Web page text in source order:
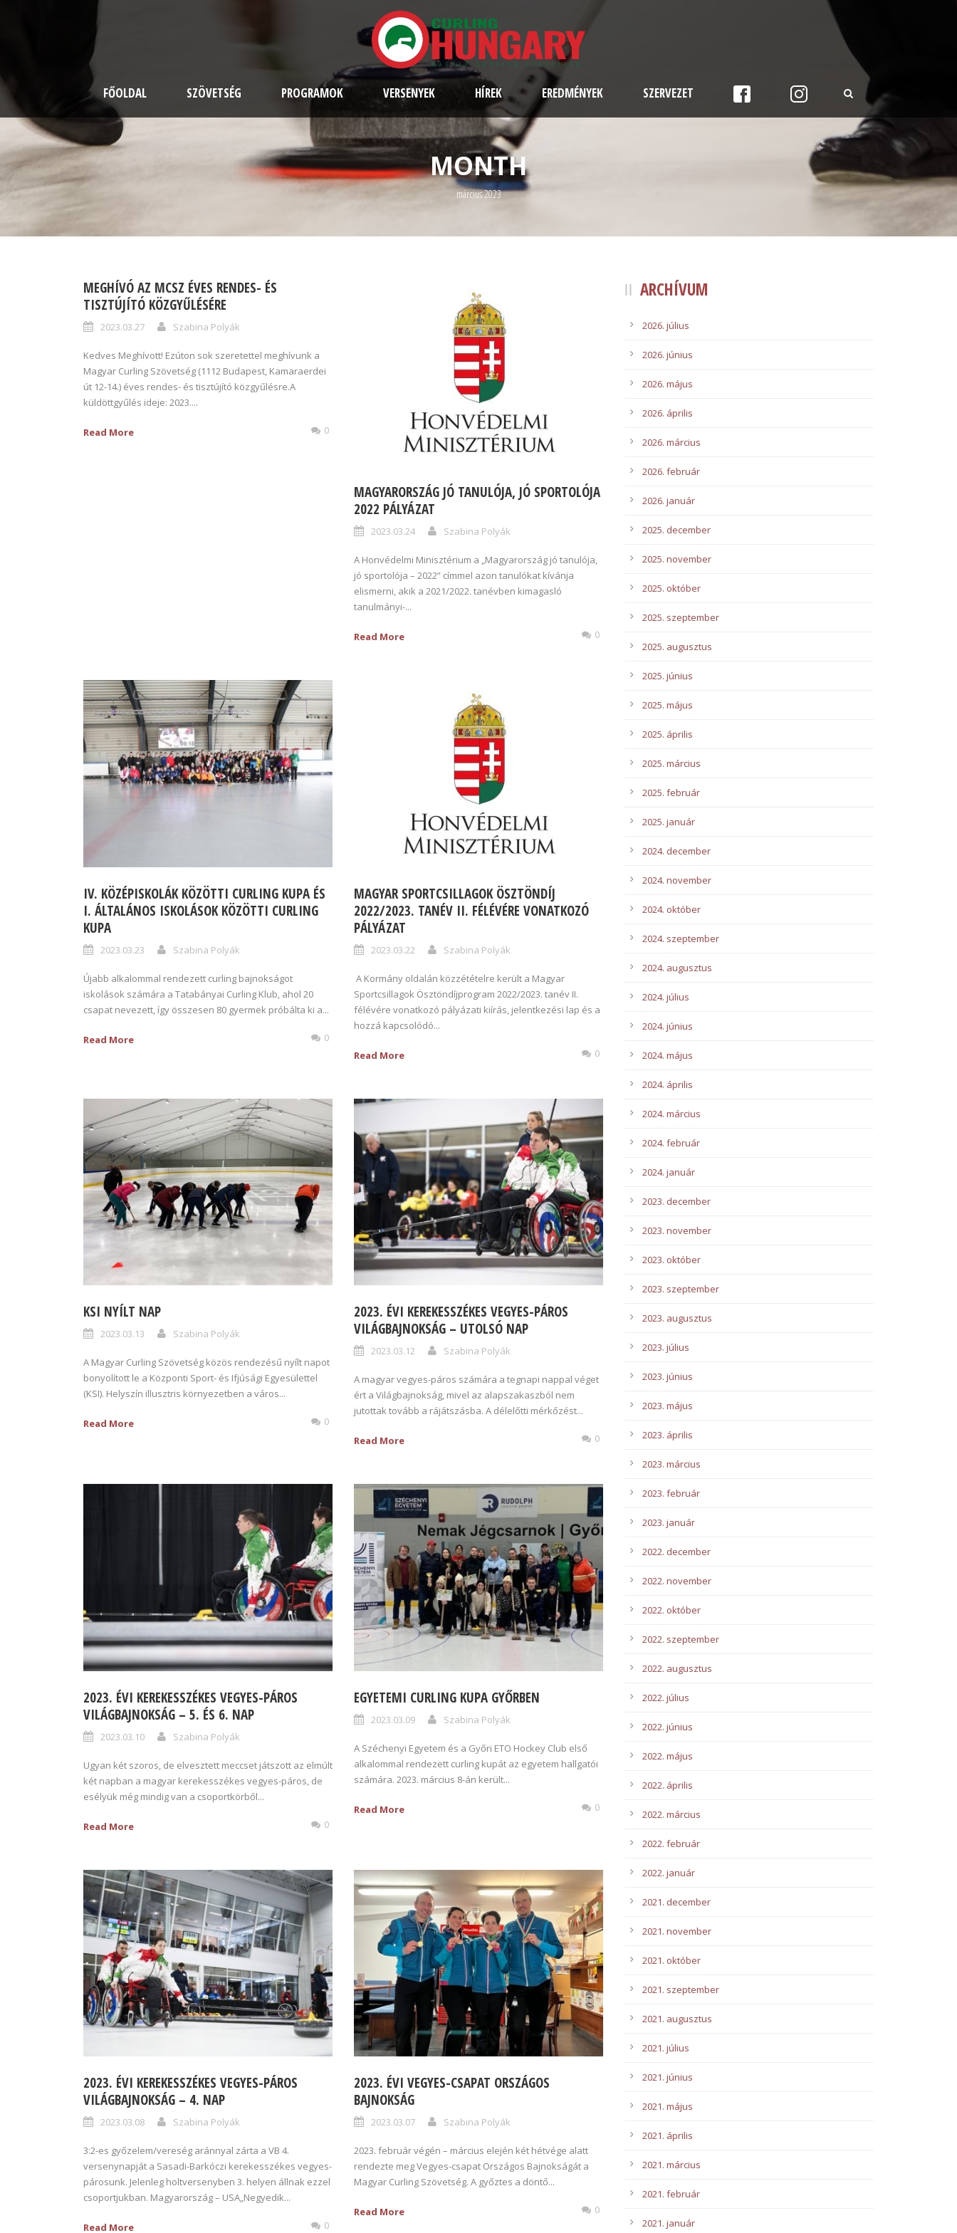
FŐOLDAL SZÖVETSÉG PROGRAMOK VERSENYEK HÍREK EREDMÉNYEK SZERVEZET
MONTH
március 2023
MEGHÍVÓ AZ MCSZ ÉVES RENDES- ÉS
TISZTÚJÍTÓ KÖZGYŰLÉSÉRE
2023.03.27 Szabina Polyák
Kedves Meghívott! Ezúton sok szeretettel meghívunk a
Magyar Curling Szövetség (1112 Budapest, Kamaraerdei
út 12-14.) éves rendes- és tisztújító közgyűlésre.A
küldöttgyűlés ideje: 2023....
Read More 0
MAGYARORSZÁG JÓ TANULÓJA, JÓ SPORTOLÓJA
2022 PÁLYÁZAT
2023.03.24 Szabina Polyák
A Honvédelmi Minisztérium a „Magyarország jó tanulója,
jó sportolója – 2022” címmel azon tanulókat kívánja
elismerni, akik a 2021/2022. tanévben kimagasló
tanulmányi-...
Read More 0
IV. KÖZÉPISKOLÁK KÖZÖTTI CURLING KUPA ÉS
I. ÁLTALÁNOS ISKOLÁSOK KÖZÖTTI CURLING
KUPA
2023.03.23 Szabina Polyák
Újabb alkalommal rendezett curling bajnokságot
iskolások számára a Tatabányai Curling Klub, ahol 20
csapat nevezett, így összesen 80 gyermek próbálta ki a...
Read More 0
MAGYAR SPORTCSILLAGOK ÖSZTÖNDÍJ
2022/2023. TANÉV II. FÉLÉVÉRE VONATKOZÓ
PÁLYÁZAT
2023.03.22 Szabina Polyák
A Kormány oldalán közzétételre került a Magyar
Sportcsillagok Ösztöndíjprogram 2022/2023. tanév II.
félévére vonatkozó pályázati kiírás, jelentkezési lap és a
hozzá kapcsolódó...
Read More 0
KSI NYÍLT NAP
2023.03.13 Szabina Polyák
A Magyar Curling Szövetség közös rendezésű nyílt napot
bonyolított le a Központi Sport- és Ifjúsági Egyesülettel
(KSI). Helyszín illusztris környezetben a város...
Read More 0
2023. ÉVI KEREKESSZÉKES VEGYES-PÁROS
VILÁGBAJNOKSÁG – UTOLSÓ NAP
2023.03.12 Szabina Polyák
A magyar vegyes-páros számára a tegnapi nappal véget
ért a Világbajnokság, mivel az alapszakaszból nem
jutottak tovább a rájátszásba. A délelőtti mérkőzést...
Read More 0
2023. ÉVI KEREKESSZÉKES VEGYES-PÁROS
VILÁGBAJNOKSÁG – 5. ÉS 6. NAP
2023.03.10 Szabina Polyák
Ugyan két szoros, de elvesztett meccset játszott az elmúlt
két napban a magyar kerekesszékes vegyes-páros, de
esélyük még mindig van a csoportkörből...
Read More 0
EGYETEMI CURLING KUPA GYŐRBEN
2023.03.09 Szabina Polyák
A Széchenyi Egyetem és a Győri ETO Hockey Club első
alkalommal rendezett curling kupát az egyetem hallgatói
számára. 2023. március 8-án került...
Read More 0
2023. ÉVI KEREKESSZÉKES VEGYES-PÁROS
VILÁGBAJNOKSÁG – 4. NAP
2023.03.08 Szabina Polyák
3:2-es győzelem/vereség aránnyal zárta a VB 4.
versenynapját a Sasadi-Barkóczi kerekesszékes vegyes-
párosunk. Jelenleg holtversenyben 3. helyen állnak ezzel
csoportjukban. Magyarország – USA„Negyedik...
Read More 0
2023. ÉVI VEGYES-CSAPAT ORSZÁGOS
BAJNOKSÁG
2023.03.07 Szabina Polyák
2023. február végén – március elején két hétvége alatt
rendezte meg Vegyes-csapat Országos Bajnokságát a
Magyar Curling Szövetség. A győztes a döntő...
Read More 0
ARCHÍVUM
2026. július
2026. június
2026. május
2026. április
2026. március
2026. február
2026. január
2025. december
2025. november
2025. október
2025. szeptember
2025. augusztus
2025. június
2025. május
2025. április
2025. március
2025. február
2025. január
2024. december
2024. november
2024. október
2024. szeptember
2024. augusztus
2024. július
2024. június
2024. május
2024. április
2024. március
2024. február
2024. január
2023. december
2023. november
2023. október
2023. szeptember
2023. augusztus
2023. július
2023. június
2023. május
2023. április
2023. március
2023. február
2023. január
2022. december
2022. november
2022. október
2022. szeptember
2022. augusztus
2022. július
2022. június
2022. május
2022. április
2022. március
2022. február
2022. január
2021. december
2021. november
2021. október
2021. szeptember
2021. augusztus
2021. július
2021. június
2021. május
2021. április
2021. március
2021. február
2021. január